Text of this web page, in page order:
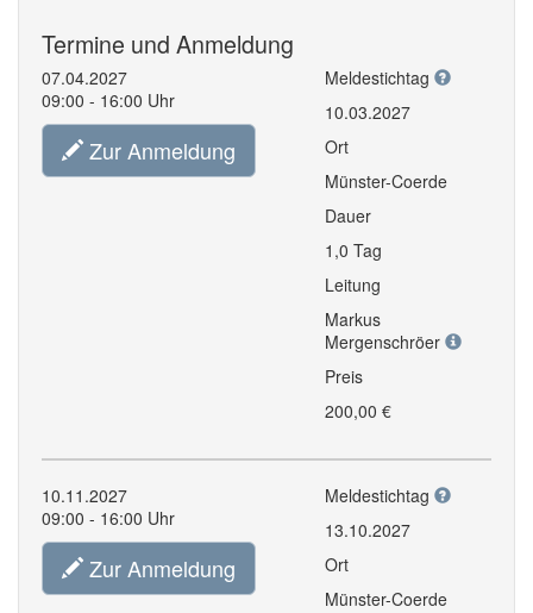
Termine und Anmeldung
07.04.2027
09:00 - 16:00 Uhr
Zur Anmeldung
Meldestichtag
10.03.2027
Ort
Münster-Coerde
Dauer
1,0 Tag
Leitung
Markus
Mergenschröer
Preis
200,00 €
10.11.2027
09:00 - 16:00 Uhr
Zur Anmeldung
Meldestichtag
13.10.2027
Ort
Münster-Coerde